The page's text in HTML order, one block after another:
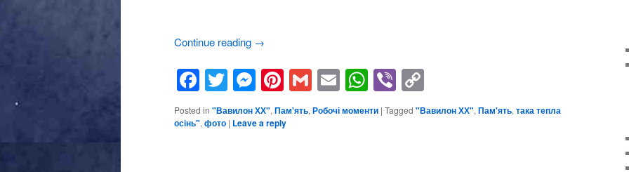
Continue reading →
Facebook
Twitter
Messenger
Pinterest
GmailEmailWhatsApp
Viber
Link
Posted in "Вавилон ХХ", Пам'ять, Робочі моменти | Tagged "Вавилон ХХ", Пам'ять, така тепла
осінь", фото | Leave a reply